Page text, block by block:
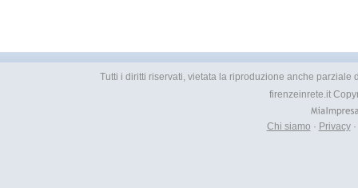
Tutti i diritti riservati, vietata la riproduzione anche
firenzeinrete.it
Chi siamo · Privacy·